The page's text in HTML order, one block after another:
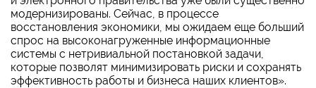
модернизированы. Сейчас, в процессе
восстановления экономики, мы ожидаем еще больший
спрос на высоконагруженные информационные
системы с нетривиальной постановкой задачи,
которые позволят минимизировать риски и сохранять
эффективность работы и бизнеса наших клиентов».